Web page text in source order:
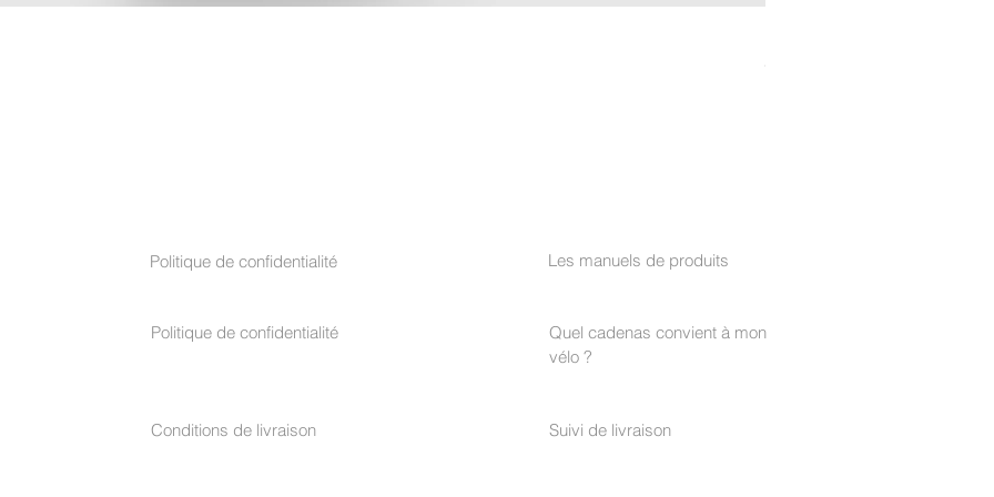
29,90 €
Politique de confidentialité
Politique de confidentialité
Conditions de livraison
Les manuels de produits
Quel cadenas convient à mon
vélo ?
Suivi de livraison